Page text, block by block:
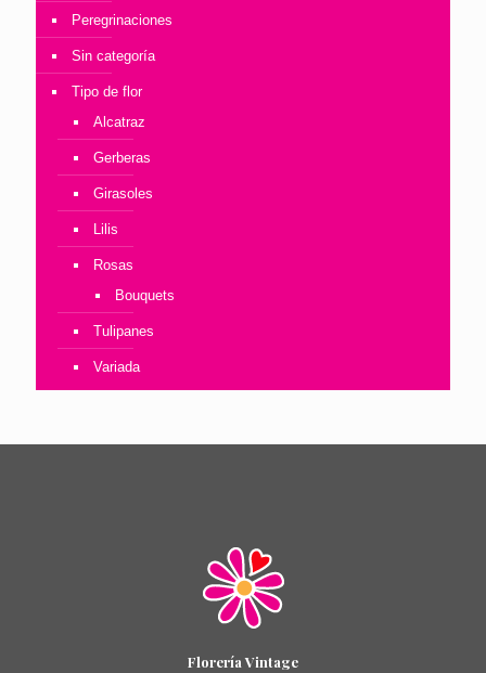
Peregrinaciones
Sin categoría
Tipo de flor
Alcatraz
Gerberas
Girasoles
Lilis
Rosas
Bouquets
Tulipanes
Variada
Florería Vintage